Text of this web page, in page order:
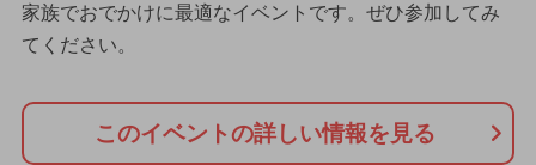
家族でおでかけに最適なイベントです。ぜひ参加してみ
てください。
このイベントの詳しい情報を見る